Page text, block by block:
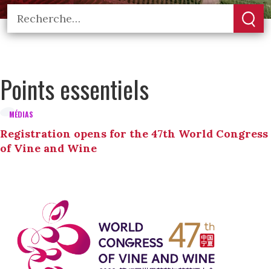
Points essentiels
MÉDIAS
Registration opens for the 47th World Congress
of Vine and Wine